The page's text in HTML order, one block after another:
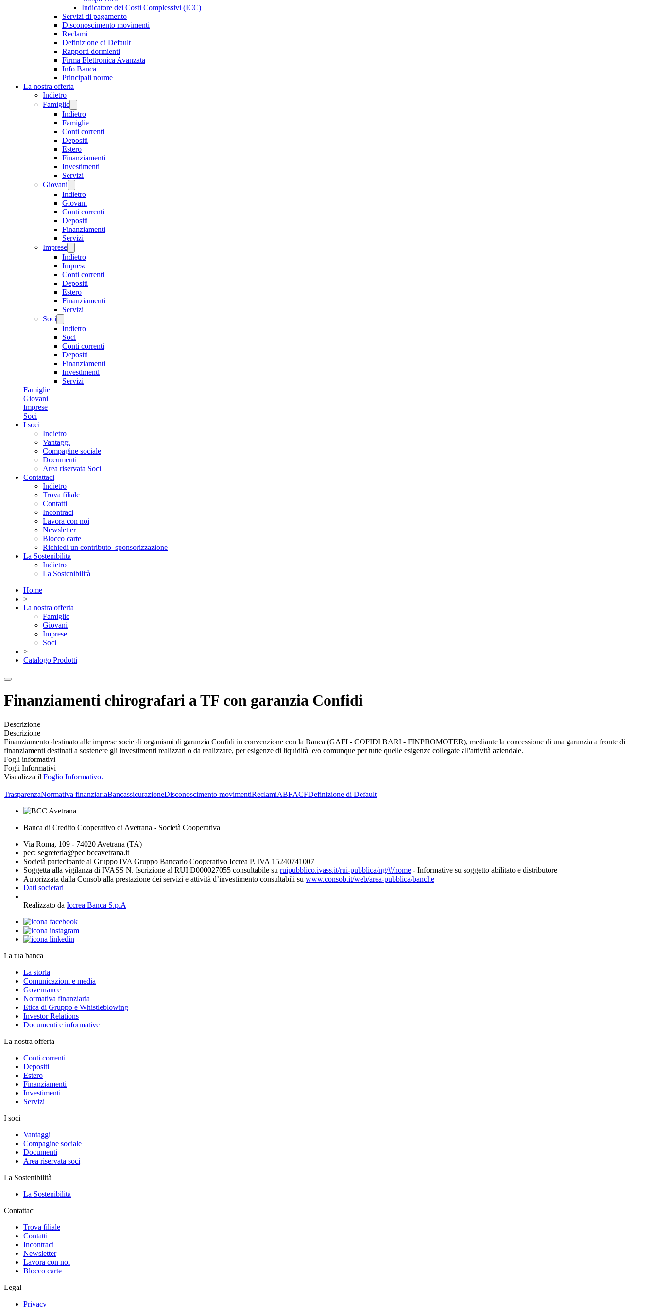
Indicatore dei Costi Complessivi (ICC)
Servizi di pagamento
Disconoscimento movimenti
Reclami
Definizione di Default
Rapporti dormienti
Firma Elettronica Avanzata
Info Banca
Principali norme
La nostra offerta
Indietro
Famiglie
Indietro
Famiglie
Conti correnti
Depositi
Estero
Finanziamenti
Investimenti
Servizi
Giovani
Indietro
Giovani
Conti correnti
Depositi
Finanziamenti
Servizi
Imprese
Indietro
Imprese
Conti correnti
Depositi
Estero
Finanziamenti
Servizi
Soci
Indietro
Soci
Conti correnti
Depositi
Finanziamenti
Investimenti
Servizi
Famiglie
Giovani
Imprese
Soci
I soci
Indietro
Vantaggi
Compagine sociale
Documenti
Area riservata Soci
Contattaci
Indietro
Trova filiale
Contatti
Incontraci
Lavora con noi
Newsletter
Blocco carte
Richiedi un contributo_sponsorizzazione
La Sostenibilità
Indietro
La Sostenibilità
Home
>
La nostra offerta
Famiglie
Giovani
Imprese
Soci
>
Catalogo Prodotti
Finanziamenti chirografari a TF con garanzia Confidi
Descrizione
Descrizione
Finanziamento destinato alle imprese socie di organismi di garanzia Confidi in convenzione con la Banca (GAFI - COFIDI BARI - FINPROMOTER), mediante la concessione di una garanzia a fronte di
finanziamenti destinati a sostenere gli investimenti realizzati o da realizzare, per esigenze di liquidità, e/o comunque per tutte quelle esigenze collegate all'attività aziendale.
Fogli informativi
Fogli Informativi
Visualizza il Foglio Informativo.
TrasparenzaNormativa finanziariaBancassicurazioneDisconoscimento movimentiReclamiABFACFDefinizione di Default
Banca di Credito Cooperativo di Avetrana - Società Cooperativa
Via Roma, 109 - 74020 Avetrana (TA)
pec: segreteria@pec.bccavetrana.it
Società partecipante al Gruppo IVA Gruppo Bancario Cooperativo Iccrea P. IVA 15240741007
Soggetta alla vigilanza di IVASS N. Iscrizione al RUI:D000027055 consultabile su ruipubblico.ivass.it/rui-pubblica/ng/#/home - Informative su soggetto abilitato e distributore
Autorizzata dalla Consob alla prestazione dei servizi e attività d’investimento consultabili su www.consob.it/web/area-pubblica/banche
Dati societari
Realizzato da Iccrea Banca S.p.A
La tua banca
La storia
Comunicazioni e media
Governance
Normativa finanziaria
Etica di Gruppo e Whistleblowing
Investor Relations
Documenti e informative
La nostra offerta
Conti correnti
Depositi
Estero
Finanziamenti
Investimenti
Servizi
I soci
Vantaggi
Compagine sociale
Documenti
Area riservata soci
La Sostenibilità
La Sostenibilità
Contattaci
Trova filiale
Contatti
Incontraci
Newsletter
Lavora con noi
Blocco carte
Legal
Privacy